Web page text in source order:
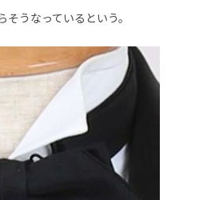
うなっているという。